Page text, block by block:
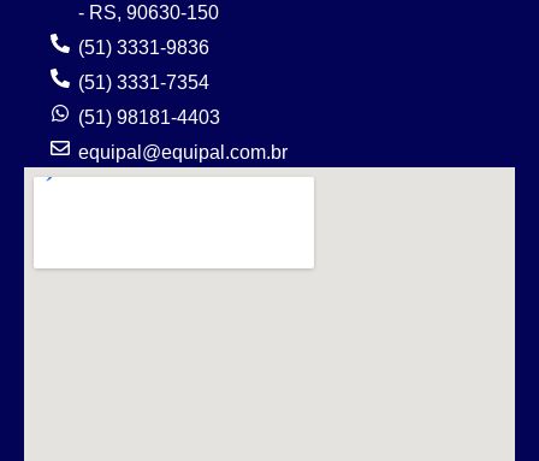
- RS, 90630-150
(51) 3331-9836
(51) 3331-7354
(51) 98181-4403
equipal@equipal.com.br